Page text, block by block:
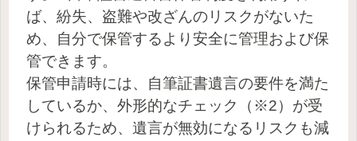
ば、紛失、盗難や改ざんのリスクがないた
め、自分で保管するより安全に管理および保
管できます。
保管申請時には、自筆証書遺言の要件を満た
しているか、外形的なチェック（※2）が受
けられるため、遺言が無効になるリスクも減